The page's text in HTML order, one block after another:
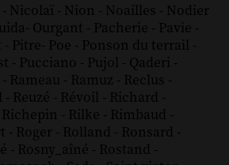
- Nicolaï - Nion - Noailles - Nodier
- Ourgant - Pacherie - Pavie -
- Pitre- Poe - Ponson du terrail -
- Pucciano - Pujol - Qaderi -
- Rameau - Ramuz - Reclus -
- Reuzé - Révoil - Richard -
Richepin - Rilke - Rimbaud -
- Roger - Rolland - Ronsard -
- Rosny_aîné - Rostand -